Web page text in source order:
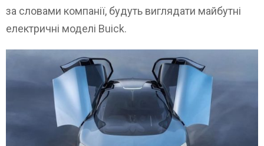
за словами компанії, будуть виглядати майбутні
електричні моделі Buick.